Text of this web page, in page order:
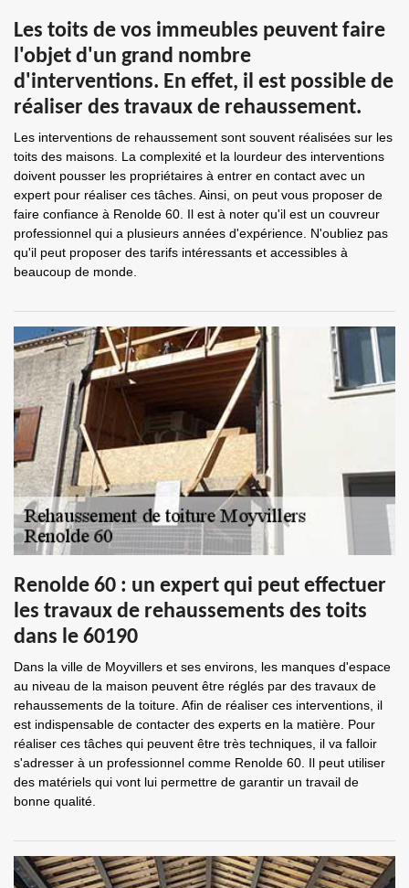
Les toits de vos immeubles peuvent faire
l'objet d'un grand nombre
d'interventions. En effet, il est possible de
réaliser des travaux de rehaussement.
Les interventions de rehaussement sont souvent réalisées sur les
toits des maisons. La complexité et la lourdeur des interventions
doivent pousser les propriétaires à entrer en contact avec un
expert pour réaliser ces tâches. Ainsi, on peut vous proposer de
faire confiance à Renolde 60. Il est à noter qu'il est un couvreur
professionnel qui a plusieurs années d'expérience. N'oubliez pas
qu'il peut proposer des tarifs intéressants et accessibles à
beaucoup de monde.
Renolde 60 : un expert qui peut effectuer
les travaux de rehaussements des toits
dans le 60190
Dans la ville de Moyvillers et ses environs, les manques d'espace
au niveau de la maison peuvent être réglés par des travaux de
rehaussements de la toiture. Afin de réaliser ces interventions, il
est indispensable de contacter des experts en la matière. Pour
réaliser ces tâches qui peuvent être très techniques, il va falloir
s'adresser à un professionnel comme Renolde 60. Il peut utiliser
des matériels qui vont lui permettre de garantir un travail de
bonne qualité.